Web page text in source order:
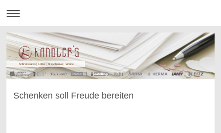
Schreibwaren | Lotto | Geschenke | Weine
Schenken soll Freude bereiten